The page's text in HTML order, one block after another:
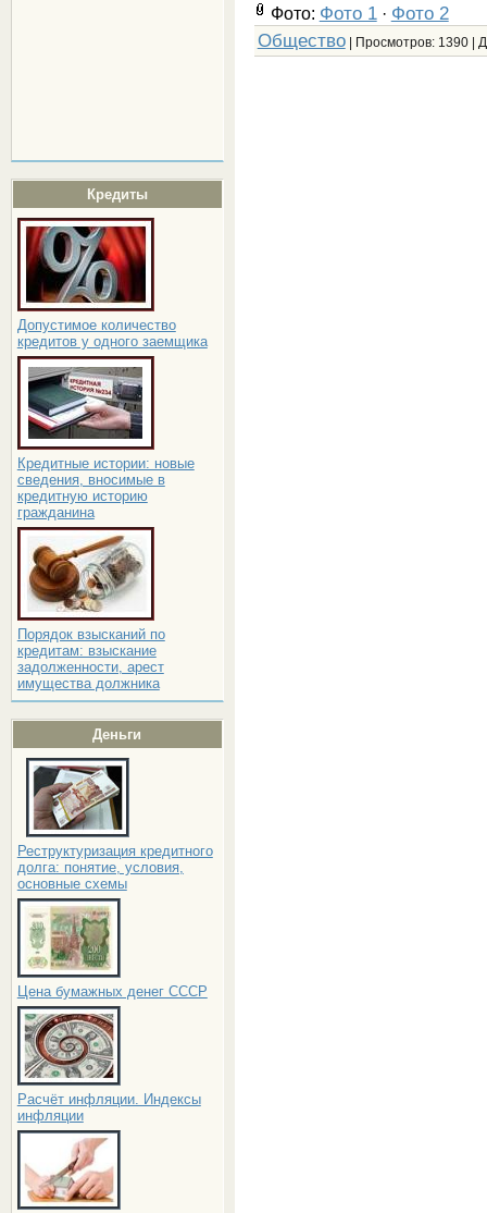
Кредиты
Допустимое количество
кредитов у одного заемщика
Кредитные истории: новые
сведения, вносимые в
кредитную историю
гражданина
Порядок взысканий по
кредитам: взыскание
задолженности, арест
имущества должника
Деньги
Реструктуризация кредитного
долга: понятие, условия,
основные схемы
Цена бумажных денег СССР
Расчёт инфляции. Индексы
инфляции
Фото: Фото 1· Фото 2
Общество| Просмотров: 1390 |